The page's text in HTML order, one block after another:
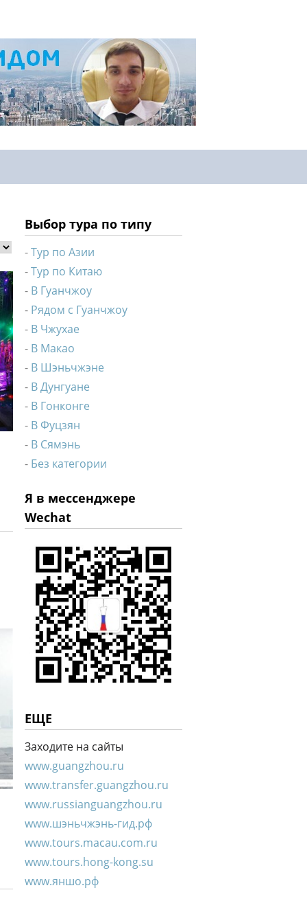
Выбор тура по типу
Тур по Азии
Тур по Китаю
В Гуанчжоу
Рядом с Гуанчжоу
В Чжухае
В Макао
В Шэньчжэне
В Дунгуане
В Гонконге
В Фуцзян
В Сямэнь
Без категории
Я в мессенджере
Wechat
ЕЩЕ
Заходите на сайты
www.guangzhou.ru
www.transfer.guangzhou.ru
www.russianguangzhou.ru
www.шэньчжэнь-гид.рф
www.tours.macau.com.ru
www.tours.hong-kong.su
www.яншо.рф